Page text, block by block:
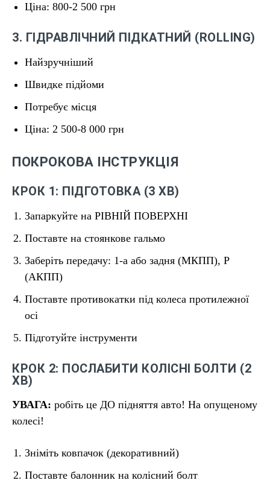
Ціна: 800-2 500 грн
3. ГІДРАВЛІЧНИЙ ПІДКАТНИЙ (ROLLING)
Найзручніший
Швидке підйоми
Потребує місця
Ціна: 2 500-8 000 грн
ПОКРОКОВА ІНСТРУКЦІЯ
КРОК 1: ПІДГОТОВКА (3 ХВ)
Запаркуйте на РІВНІЙ ПОВЕРХНІ
Поставте на стоянкове гальмо
Заберіть передачу: 1-а або задня (МКПП), P
(АКПП)
Поставте противокатки під колеса протилежної
осі
Підготуйте інструменти
КРОК 2: ПОСЛАБИТИ КОЛІСНІ БОЛТИ (2
ХВ)
УВАГА: робіть це ДО підняття авто! На опущеному
колесі!
Зніміть ковпачок (декоративний)
Поставте балонник на колісний болт